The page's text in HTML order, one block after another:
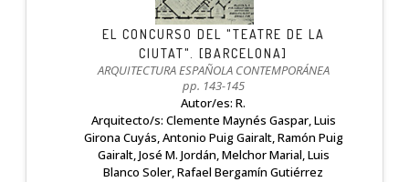
EL CONCURSO DEL "TEATRE DE LA
CIUTAT". [BARCELONA]
ARQUITECTURA ESPAÑOLA CONTEMPORÁNEA
pp. 143-145
Autor/es: R.
Arquitecto/s: Clemente Maynés Gaspar, Luis
Girona Cuyás, Antonio Puig Gairalt, Ramón Puig
Gairalt, José M. Jordán, Melchor Marial, Luis
Blanco Soler, Rafael Bergamín Gutiérrez